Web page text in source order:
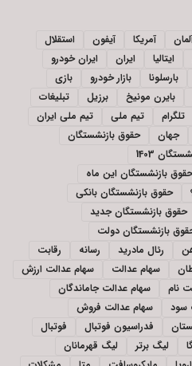
آمریکا آیفون
استقلال
ایتالیا ایران
ایران خودرو
بارسلونا بازار خودرو
بازی
بایرن مونیخ برزیل
تبلیغات
تلگرام تیم ملی
تیم ملی ایران
جهان
حقوق بازنشستگان
1403
حقوق بازنشستگان این ماه
حقوق بازنشستگان بانکی
حقوق بازنشستگان جدید
بازنشستگان دولت
رئال مادرید رسانه
رقابت
سهام عدالت
سهام عدالت ارزش
نام
سهام عدالت جاماندگان
سود
سهام عدالت فروش
فدراسیون فوتبال
فوتبال
لیگ برتر
لیگ قهرمانان